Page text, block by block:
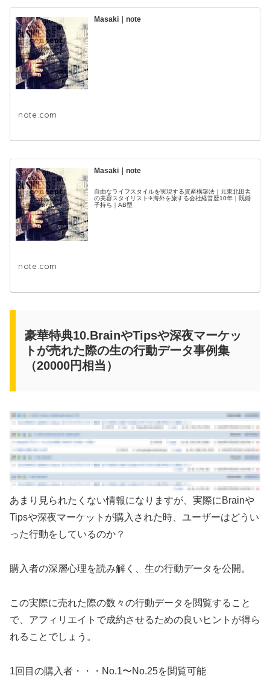
Masaki｜note
note.com
Masaki｜note
自由なライフスタイルを実現する資産構築法｜元東北田舎
の美容スタイリスト✈海外を旅する会社経営歴10年｜既婚
子持ち｜AB型
note.com
豪華特典10.BrainやTipsや深夜マーケッ
トが売れた際の生の行動データ事例集
（20000円相当）
あまり見られたくない情報になりますが、実際にBrainや
Tipsや深夜マーケットが購入された時、ユーザーはどうい
った行動をしているのか？
購入者の深層心理を読み解く、生の行動データを公開。
この実際に売れた際の数々の行動データを閲覧すること
で、アフィリエイトで成約させるための良いヒントが得ら
れることでしょう。
1回目の購入者・・・No.1〜No.25を閲覧可能